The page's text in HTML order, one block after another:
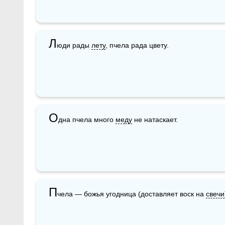
Люди рады лету, пчела рада цвету.
Одна пчела много меду не натаскает.
Пчела — божья угодница (доставляет воск на свечи